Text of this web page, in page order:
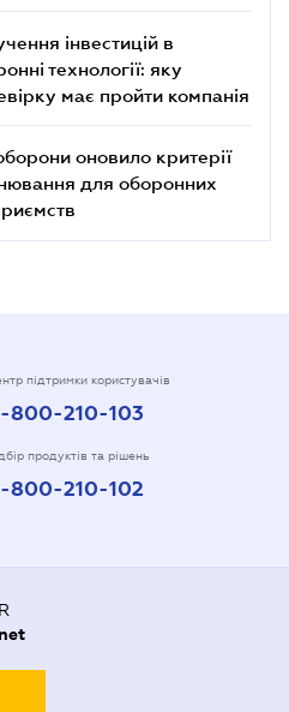
інвестицій в
технології: яку
має пройти компанія
оновило критерії
для оборонних
підтримки користувачів
800-210-103
продуктів та рішень
800-210-102